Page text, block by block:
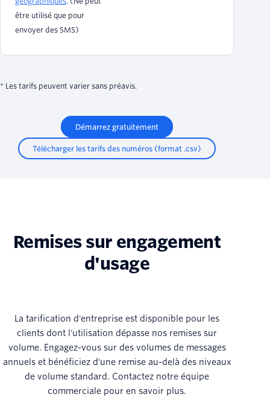
être utilisé que pour
envoyer des SMS)
* Les tarifs peuvent varier sans préavis.
Démarrez gratuitement
Télécharger les tarifs des numéros (format .csv)
Remises sur engagement
d'usage
La tarification d'entreprise est disponible pour les
clients dont l'utilisation dépasse nos remises sur
volume. Engagez-vous sur des volumes de messages
annuels et bénéficiez d'une remise au-delà des niveaux
de volume standard. Contactez notre équipe
commerciale pour en savoir plus.